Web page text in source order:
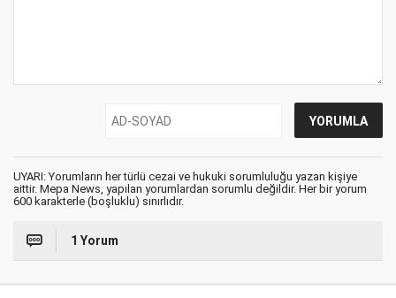
UYARI: Yorumların her türlü cezai ve hukuki sorumluluğu yazan kişiye
aittir. Mepa News, yapılan yorumlardan sorumlu değildir. Her bir yorum
600 karakterle (boşluklu) sınırlıdır.
1 Yorum